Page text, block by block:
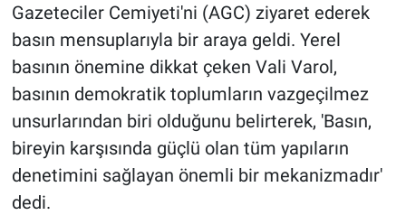
Gazeteciler Cemiyeti'ni (AGC) ziyaret ederek
basın mensuplarıyla bir araya geldi. Yerel
basının önemine dikkat çeken Vali Varol,
basının demokratik toplumların vazgeçilmez
unsurlarından biri olduğunu belirterek, 'Basın,
bireyin karşısında güçlü olan tüm yapıların
denetimini sağlayan önemli bir mekanizmadır'
dedi.